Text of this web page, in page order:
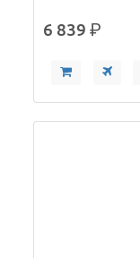
6 839р.